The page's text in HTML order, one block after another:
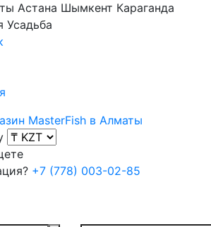
Астана Шымкент Караганда
Усадьба
MasterFish в Алматы
+7 (778) 003-02-85